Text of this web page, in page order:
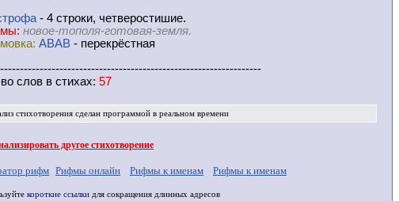
- 4 строки, четверостишие.
новое-тополя-готовая-земля.
ABAB - перекрёстная
слов в стихах: 57
стихотворениясделан программой в реальном времени
другое стихотворение
рифм Рифмы онлайн Рифмы к именам Рифмы к именам
короткие ссылки для сокращения длинных адресов